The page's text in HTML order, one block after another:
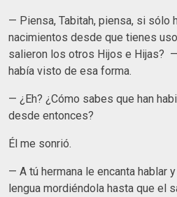
— Piensa, Tabitah, piensa, si sólo
nacimientos desde que tienes
salieron los otros Hijos e Hijas?
había visto de esa forma.
— ¿Eh? ¿Cómo sabes que han
desde entonces?
Él me sonrió.
— A tú hermana le encanta hablar
lengua mordiéndola hasta que el